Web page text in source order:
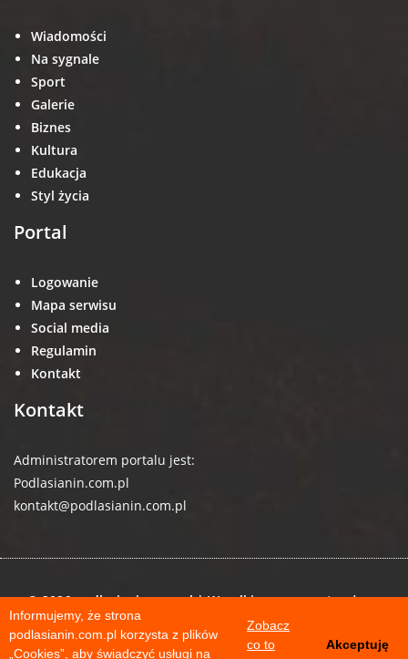
Informujemy, że strona
podlasianin.com.pl korzysta z plików
„Cookies”, aby świadczyć usługi na
Zobacz
co to
Akceptuję
Wiadomości
Na sygnale
Sport
Galerie
Biznes
Kultura
Edukacja
Styl życia
Portal
Logowanie
Mapa serwisu
Social media
Regulamin
Kontakt
Kontakt
Administratorem portalu jest:
Podlasianin.com.pl
kontakt@podlasianin.com.pl
© 2026 podlasianin.com.pl | Wszelkie prawa zastrzeżone